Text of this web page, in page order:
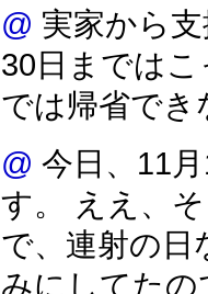
@ 実家から
30日までは
では帰省でき
@ 今日、11
す。 ええ、
で、連射の日
みにしてた